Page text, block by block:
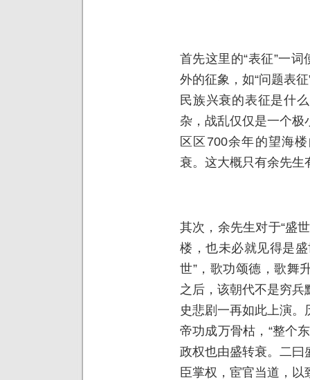
首先这里的“表征”一
外的征象，如“问题表
民族兴衰的表征是什
杂，战乱仅仅是一个
区区700余年的望海
衰。这大概只有余先
其次，余先生对于“盛
楼，也未必就见得是
世”，歌功颂德，歌舞
之后，该朝代不是穷
史悲剧一再如此上演
帝功成万骨枯，“整个
政权也由盛转衰。二曰
臣掌权，宦官当道，